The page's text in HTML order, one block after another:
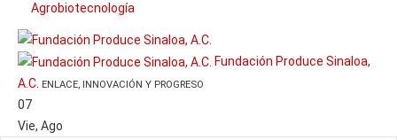
Agrobiotecnología
Fundación Produce Sinaloa,
A.C. ENLACE, INNOVACIÓN Y PROGRESO
07
Vie, Ago